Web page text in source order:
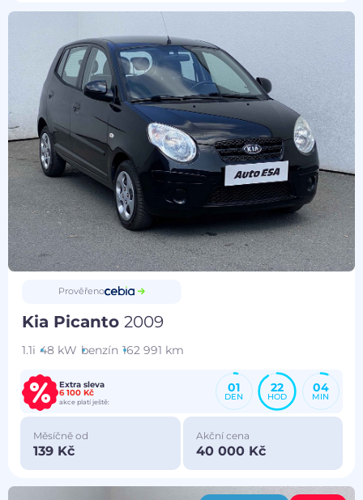
Prověřeno
Kia Picanto2009
1.1i 48 kW benzín 162 991 km
Extra sleva
6 100 Kč
akce platí ještě:
01
DEN
22
HOD
04
MIN
Měsíčně od
139 Kč
Akční cena
40 000 Kč